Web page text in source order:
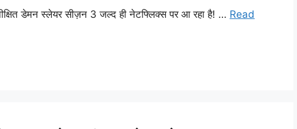
डेमन स्लेयर सीज़न 3 जल्द ही नेटफ्लिक्स पर आ रहा है! … Read